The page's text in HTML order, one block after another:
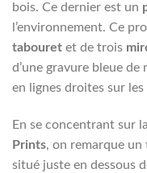
bois. Ce dernier est un
l’environnement. Ce
tabouret et de trois
d’une gravure bleue
en lignes droites sur
En se concentrant sur
Prints, on remarque
situé juste en dessous